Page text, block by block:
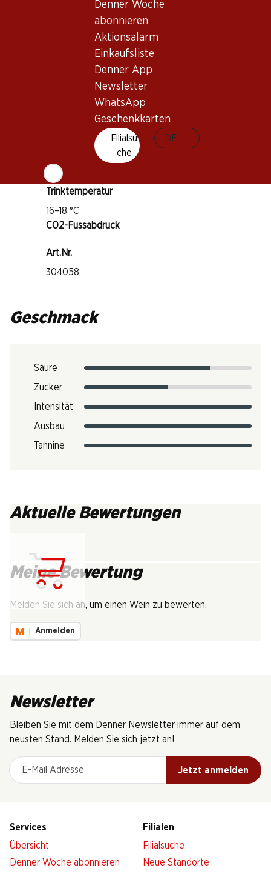
Denner Woche
abonnieren
Aktionsalarm
Einkaufsliste
Denner App
Newsletter
WhatsApp
Geschenkkarten
Filialsu
che
DE
Rotwein_old
Auszeichnungen
Wine Spectator: 89–92 Punkte
Robert Parker: 91 Punkte
James Suckling: 90 Punkte
Trinktemperatur
16–18 °C
CO2-Fussabdruck
Art.Nr.
304058
Geschmack
Säure
Zucker
Intensität
Ausbau
Tannine
Aktuelle Bewertungen
Meine Bewertung
Melden Sie sich an, um einen Wein zu bewerten.
Anmelden
Newsletter
Bleiben Sie mit dem Denner Newsletter immer auf dem
neusten Stand. Melden Sie sich jetzt an!
E-Mail Adresse
Jetzt anmelden
Services
Übersicht
Denner Woche abonnieren
Filialen
Filialsuche
Neue Standorte